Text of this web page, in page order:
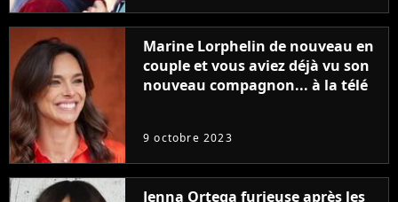
Marine Lorphelin de nouveau en
couple et vous aviez déjà vu son
nouveau compagnon... à la télé
9 octobre 2023
Jenna Ortega furieuse après les